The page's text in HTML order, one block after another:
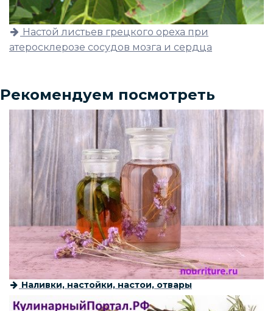
Настой листьев грецкого ореха при
атеросклерозе сосудов мозга и сердца
Рекомендуем посмотреть
Наливки, настойки, настои, отвары